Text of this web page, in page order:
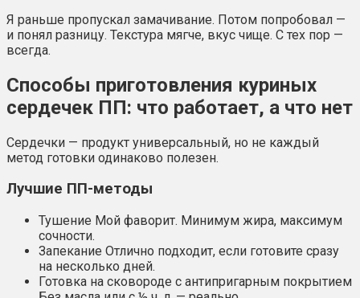
Я раньше пропускал замачивание. Потом попробовал —
и понял разницу. Текстура мягче, вкус чище. С тех пор —
всегда.
Способы приготовления куриных
сердечек ПП: что работает, а что нет
Сердечки — продукт универсальный, но не каждый
метод готовки одинаково полезен.
Лучшие ПП-методы
Тушение Мой фаворит. Минимум жира, максимум
сочности.
Запекание Отлично подходит, если готовите сразу
на несколько дней.
Готовка на сковороде с антипригарным покрытием